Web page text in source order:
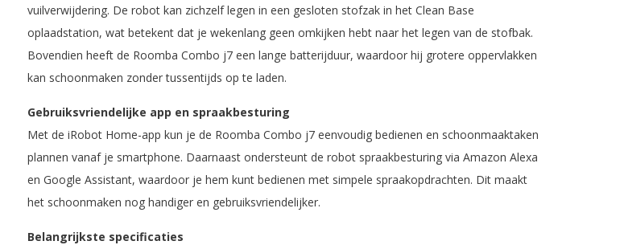
vuilverwijdering. De robot kan zichzelf legen in een gesloten stofzak in het Clean Base
oplaadstation, wat betekent dat je wekenlang geen omkijken hebt naar het legen van de stofbak.
Bovendien heeft de Roomba Combo j7 een lange batterijduur, waardoor hij grotere oppervlakken
kan schoonmaken zonder tussentijds op te laden.
Gebruiksvriendelijke app en spraakbesturing
Met de iRobot Home-app kun je de Roomba Combo j7 eenvoudig bedienen en schoonmaaktaken
plannen vanaf je smartphone. Daarnaast ondersteunt de robot spraakbesturing via Amazon Alexa
en Google Assistant, waardoor je hem kunt bedienen met simpele spraakopdrachten. Dit maakt
het schoonmaken nog handiger en gebruiksvriendelijker.
Belangrijkste specificaties